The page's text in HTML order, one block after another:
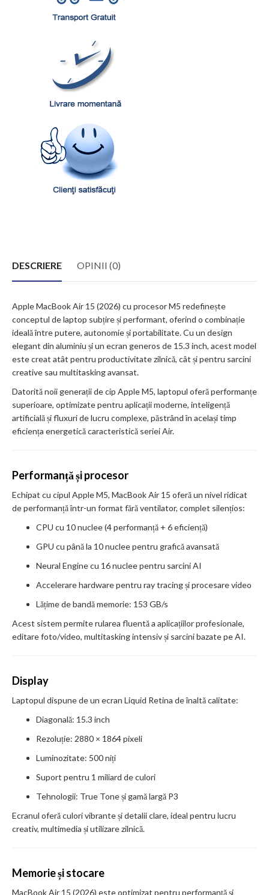
DESCRIERE OPINII (0)
Apple MacBook Air 15 (2026) cu procesor M5 redefinește
conceptul de laptop subțire și performant, oferind o combinație
ideală între putere, autonomie și portabilitate. Cu un design
elegant din aluminiu și un ecran generos de 15.3 inch, acest model
este creat atât pentru productivitate zilnică, cât și pentru sarcini
creative sau multitasking avansat.
Datorită noii generații de cip Apple M5, laptopul oferă performanțe
superioare, optimizate pentru aplicații moderne, inteligență
artificială și fluxuri de lucru complexe, păstrând în același timp
eficiența energetică caracteristică seriei Air.
Performanță și procesor
Echipat cu cipul Apple M5, MacBook Air 15 oferă un nivel ridicat
de performanță într-un format fără ventilator, complet silențios:
CPU cu 10 nuclee (4 performanță + 6 eficiență)
GPU cu până la 10 nuclee pentru grafică avansată
Neural Engine cu 16 nuclee pentru sarcini AI
Accelerare hardware pentru ray tracing și procesare video
Lățime de bandă memorie: 153 GB/s
Acest sistem permite rularea fluentă a aplicațiilor profesionale,
editare foto/video, multitasking intensiv și sarcini bazate pe AI.
Display
Laptopul dispune de un ecran Liquid Retina de înaltă calitate:
Diagonală: 15.3 inch
Rezoluție: 2880 × 1864 pixeli
Luminozitate: 500 niți
Suport pentru 1 miliard de culori
Tehnologii: True Tone și gamă largă P3
Ecranul oferă culori vibrante și detalii clare, ideal pentru lucru
creativ, multimedia și utilizare zilnică.
Memorie și stocare
MacBook Air 15 (2026) este optimizat pentru performanță și